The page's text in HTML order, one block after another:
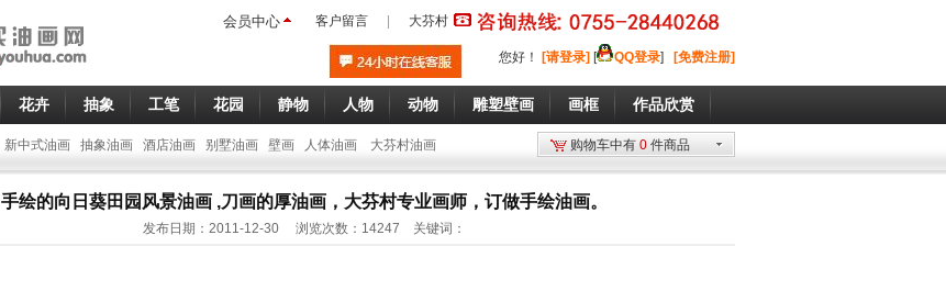
会员中心 客户留言 大芬村
您好 ！ [请登录] [ QQ登录] [免费注册]
花卉 抽象 工笔 花园 静物 人物 动物 雕塑壁画 画框 作品欣赏
新中式油画 抽象油画 酒店油画 别墅油画 壁画 人体油画 大芬村油画 购物车中有 0 件商品
手绘的向日葵田园风景油画 ,刀画的厚油画，大芬村专业画师，订做手绘油画。
发布日期：2011-12-30 浏览次数：14247 关键词：